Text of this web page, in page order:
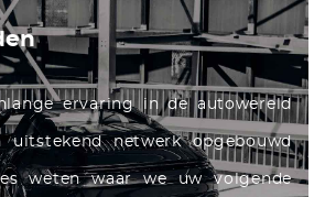
ervaring in de autowereld
uitstekend netwerk opgebouwd
weten waar we uw volgende